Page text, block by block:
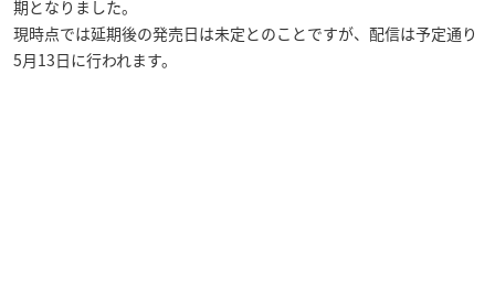
期となりました。
現時点では延期後の発売日は未定とのことですが、配信は予定通り
5月13日に行われます。